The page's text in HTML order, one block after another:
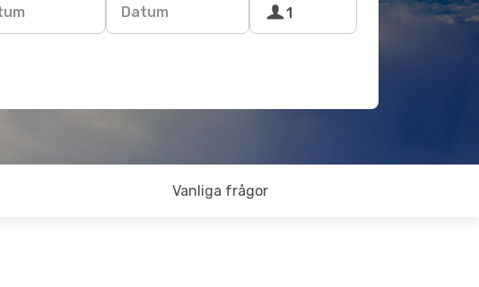
Datum 1
Vanliga frågor